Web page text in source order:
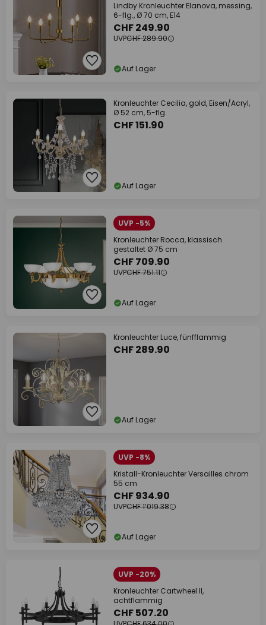
Lindby Kronleuchter Elanova, messing,
6-flg., Ø 70 cm, E14
CHF 249.90
UVPCHF 289.90
Auf Lager
Kronleuchter Cecilia, gold, Eisen/Acryl,
Ø 52 cm, 5-flg.
CHF 151.90
Auf Lager
UVP -5%
Kronleuchter Rocca, klassisch
gestaltet Ø 75 cm
CHF 709.90
UVPCHF 751.11
Auf Lager
Kronleuchter Luce, fünfflammig
CHF 289.90
Auf Lager
UVP -8%
Kristall-Kronleuchter Versailles chrom
55 cm
CHF 934.90
UVPCHF 1’019.38
Auf Lager
UVP -20%
Kronleuchter Cartwheel II,
achtflammig
CHF 507.20